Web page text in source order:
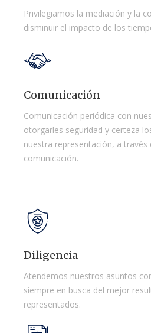
Privilegiamos la mediación y la
disminuir el impacto de los
Comunicación
Comunicación periódica con
otorgarles seguridad y certeza
nuestra representación, a
comunicación.
Diligencia
Atendemos nuestros asuntos
siempre en busca del mejor
representados.